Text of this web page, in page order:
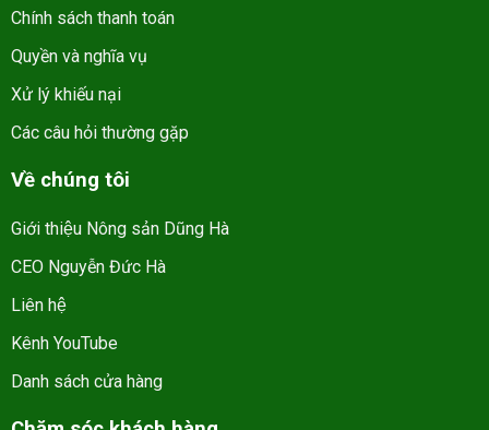
Chính sách thanh toán
Quyền và nghĩa vụ
Xử lý khiếu nại
Các câu hỏi thường gặp
Về chúng tôi
Giới thiệu Nông sản Dũng Hà
CEO Nguyễn Đức Hà
Liên hệ
Kênh YouTube
Danh sách cửa hàng